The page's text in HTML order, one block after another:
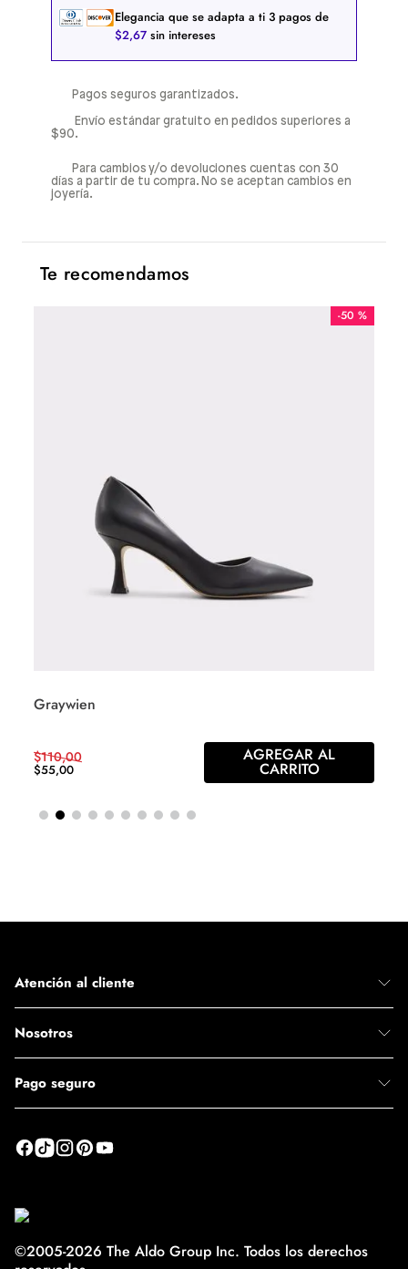
Elegancia que se adapta a ti 3 pagos de
$2,67 sin intereses
Pagos seguros garantizados.
Envío estándar gratuito en pedidos superiores a
$90.
Para cambios y/o devoluciones cuentas con 30
días a partir de tu compra. No se aceptan cambios en
joyería.
Te recomendamos
-50 %
Graywien
$110,00
$55,00
AGREGAR AL
CARRITO
Atención al cliente
Nosotros
Pago seguro
©2005-2026 The Aldo Group Inc. Todos los derechos